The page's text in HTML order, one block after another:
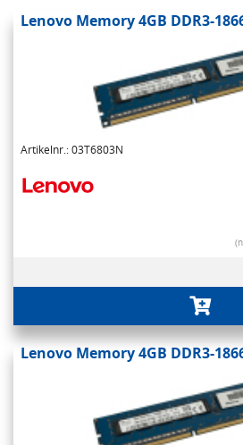
Lenovo Memory 4GB DDR3-
Artikelnr.: 03T6803N
Lenovo Memory 4GB DDR3-